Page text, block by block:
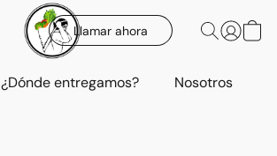
Llamar ahora
¿Dónde entregamos? Nosotros